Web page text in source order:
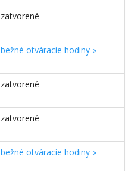
zatvorené
bežné otváracie hodiny »
zatvorené
zatvorené
bežné otváracie hodiny »